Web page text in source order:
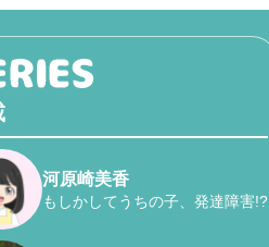
河原崎美香
もしかしてうちの子、発達障害!?